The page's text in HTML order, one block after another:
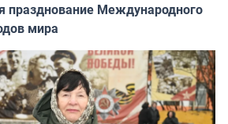
празднование Международного
мира